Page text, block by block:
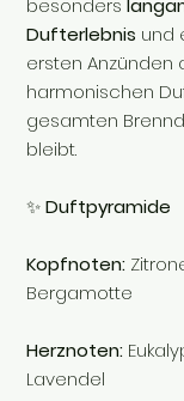
besonders
Dufterlebnis und
ersten Anzünden
harmonischen
gesamten
bleibt.
✨Duftpyramide
Kopfnoten:
Bergamotte
Herznoten:
Lavendel